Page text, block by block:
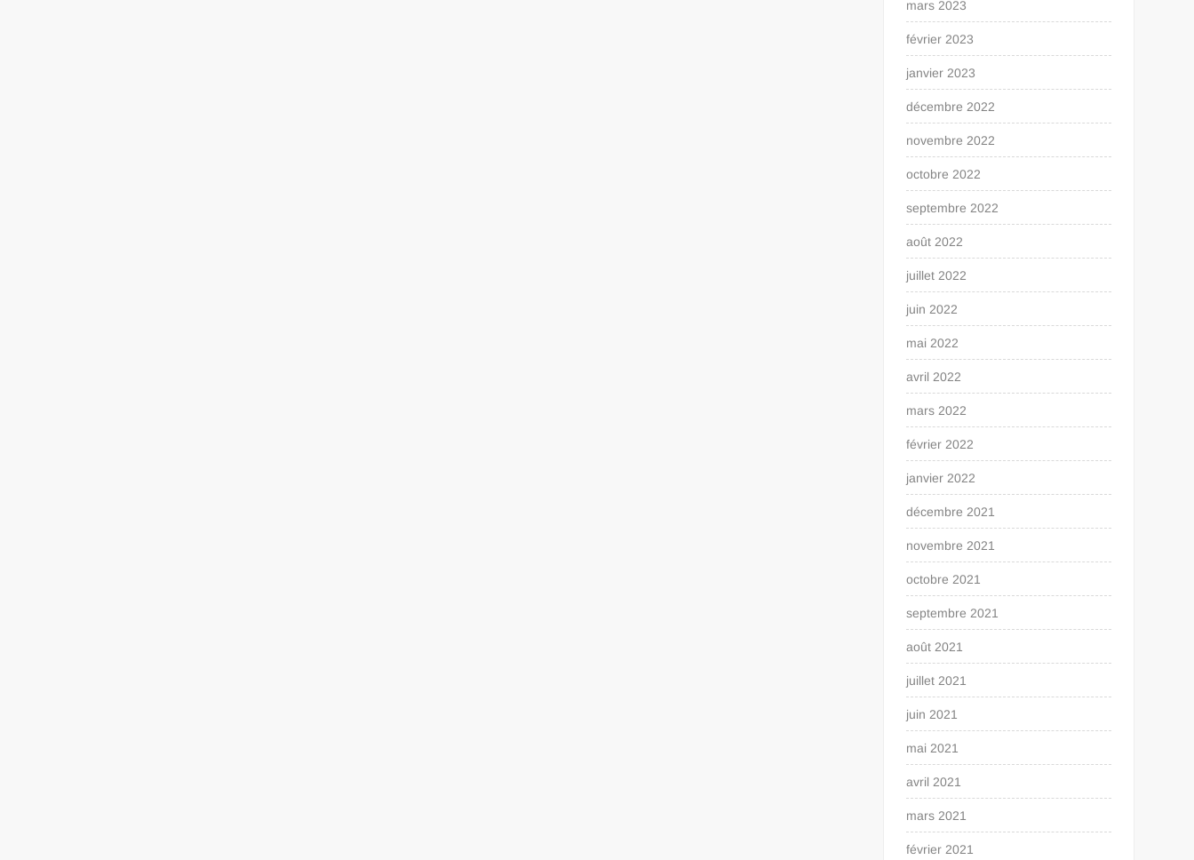
mars 2023
février 2023
janvier 2023
décembre 2022
novembre 2022
octobre 2022
septembre 2022
août 2022
juillet 2022
juin 2022
mai 2022
avril 2022
mars 2022
février 2022
janvier 2022
décembre 2021
novembre 2021
octobre 2021
septembre 2021
août 2021
juillet 2021
juin 2021
mai 2021
avril 2021
mars 2021
février 2021